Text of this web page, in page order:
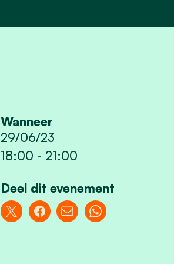
Wanneer
29/06/23
18:00 - 21:00
Deel dit evenement